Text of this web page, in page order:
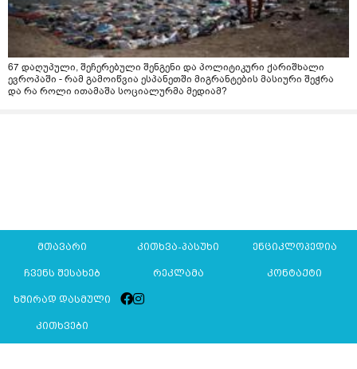
67 დაღუპული, შეჩერებული შენგენი და პოლიტიკური ქარიშხალი
ევროპაში - რამ გამოიწვია ესპანეთში მიგრანტების მასიური შეჭრა
და რა როლი ითამაშა სოციალურმა მედიამ?
მთავარი კითხვა-პასუხი ენციკლოპედია
ჩვენს შესახებ რეკლამა კონტაქტი
ხშირად დასმული
კითხვები